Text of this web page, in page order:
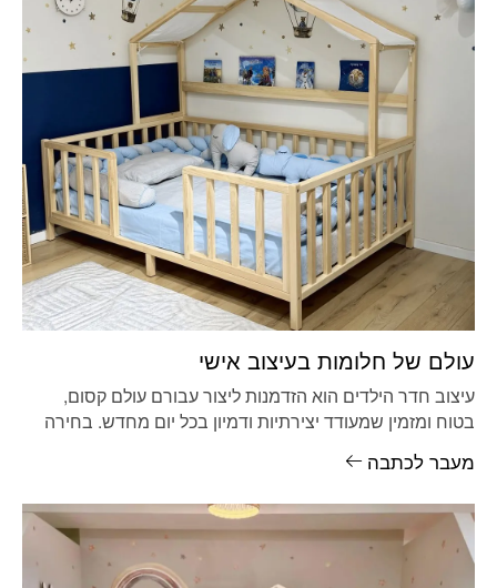
עולם של חלומות בעיצוב אישי
עיצוב חדר הילדים הוא הזדמנות ליצור עבורם עולם קסום,
בטוח ומזמין שמעודד יצירתיות ודמיון בכל יום מחדש. בחירה
מעבר לכתבה